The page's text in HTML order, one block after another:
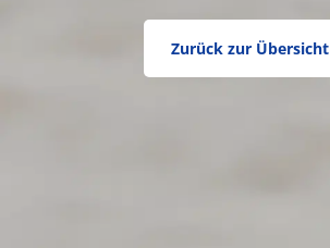
Zurück zur Übersicht